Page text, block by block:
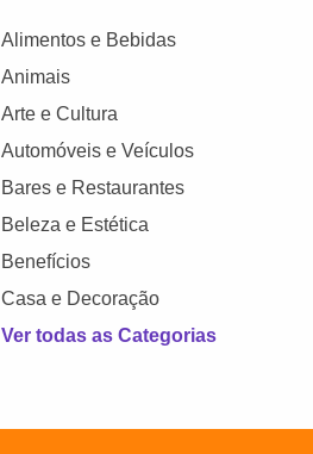
Alimentos e Bebidas
Animais
Arte e Cultura
Automóveis e Veículos
Bares e Restaurantes
Beleza e Estética
Benefícios
Casa e Decoração
Ver todas as Categorias